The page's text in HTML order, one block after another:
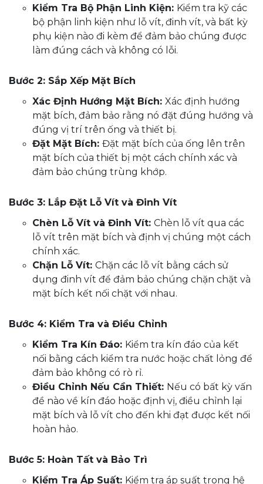
Kiểm Tra Bộ Phận Linh Kiện: Kiểm tra kỹ các
bộ phận linh kiện như lỗ vít, đinh vít, và bất kỳ
phụ kiện nào đi kèm để đảm bảo chúng được
làm đúng cách và không có lỗi.
Bước 2: Sắp Xếp Mặt Bích
Xác Định Hướng Mặt Bích: Xác định hướng
mặt bích, đảm bảo rằng nó đặt đúng hướng và
đúng vị trí trên ống và thiết bị.
Đặt Mặt Bích: Đặt mặt bích của ống lên trên
mặt bích của thiết bị một cách chính xác và
đảm bảo chúng trùng khớp.
Bước 3: Lắp Đặt Lỗ Vít và Đinh Vít
Chèn Lỗ Vít và Đinh Vít: Chèn lỗ vít qua các
lỗ vít trên mặt bích và định vị chúng một cách
chính xác.
Chặn Lỗ Vít: Chặn các lỗ vít bằng cách sử
dụng đinh vít để đảm bảo chúng chặn chặt và
mặt bích kết nối chặt với nhau.
Bước 4: Kiểm Tra và Điều Chỉnh
Kiểm Tra Kín Đáo: Kiểm tra kín đáo của kết
nối bằng cách kiểm tra nước hoặc chất lỏng để
đảm bảo không có rò rỉ.
Điều Chỉnh Nếu Cần Thiết: Nếu có bất kỳ vấn
đề nào về kín đáo hoặc định vị, điều chỉnh lại
mặt bích và lỗ vít cho đến khi đạt được kết nối
hoàn hảo.
Bước 5: Hoàn Tất và Bảo Trì
Kiểm Tra Áp Suất: Kiểm tra áp suất trong hệ